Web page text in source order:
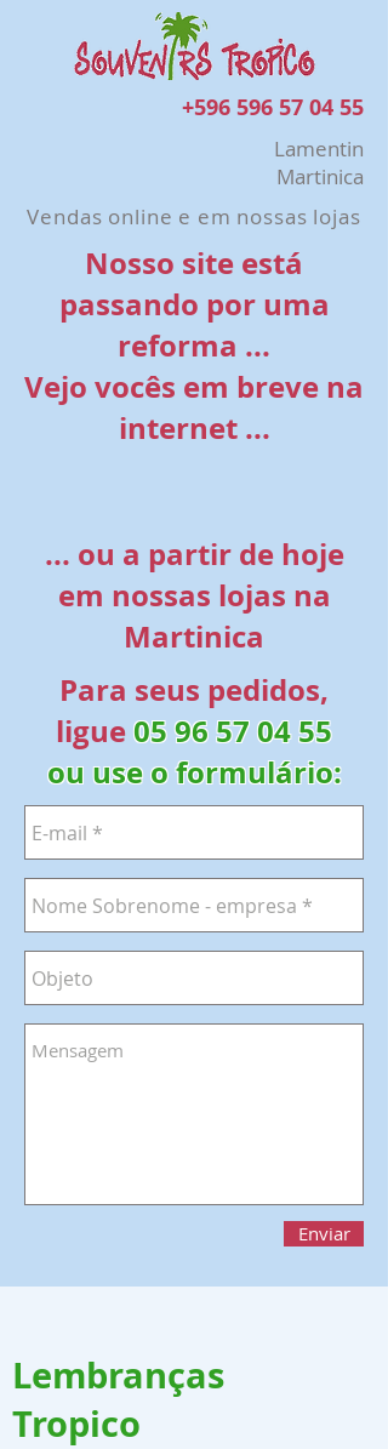
+596 596 57 04 55
Lamentin
Martinica
Vendas online e em nossas lojas
Nosso site está
passando por uma
reforma ...
Vejo vocês em breve na
internet ...
... ou a partir de hoje
em nossas lojas na
Martinica
Para seus pedidos,
ligue05 96 57 04 55
ou use o formulário:
Enviar
Lembranças
Tropico